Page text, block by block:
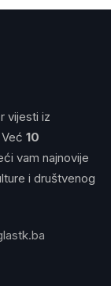
vijesti iz
10
vam najnovije
i društvenog